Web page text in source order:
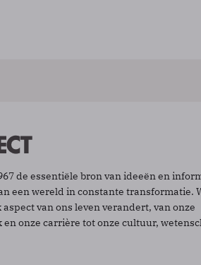
de essentiële bron van ideeën en
een wereld in constante transformatie.
van ons leven verandert, van onze
en onze carrière tot onze cultuur,